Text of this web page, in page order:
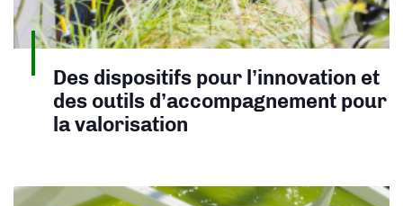
Des dispositifs pour l’innovation et
des outils d’accompagnement pour
la valorisation